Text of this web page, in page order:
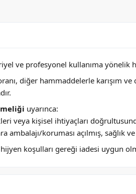
ve profesyonel kullanıma
diğer hammaddelerle karışım
uyarınca:
veya kişisel ihtiyaçları
ambalajı/koruması açılmış, sağlık
hijyen koşulları gereği iadesi uygun